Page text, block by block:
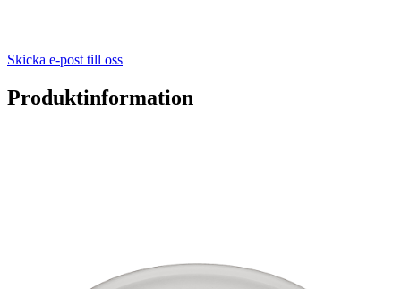
Skicka e-post till oss
Produktinformation